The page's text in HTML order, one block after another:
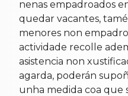
nenas empadroados
quedar vacantes,
menores non
actividade recolle
asistencia non
agarda, poderán
unha medida coa que